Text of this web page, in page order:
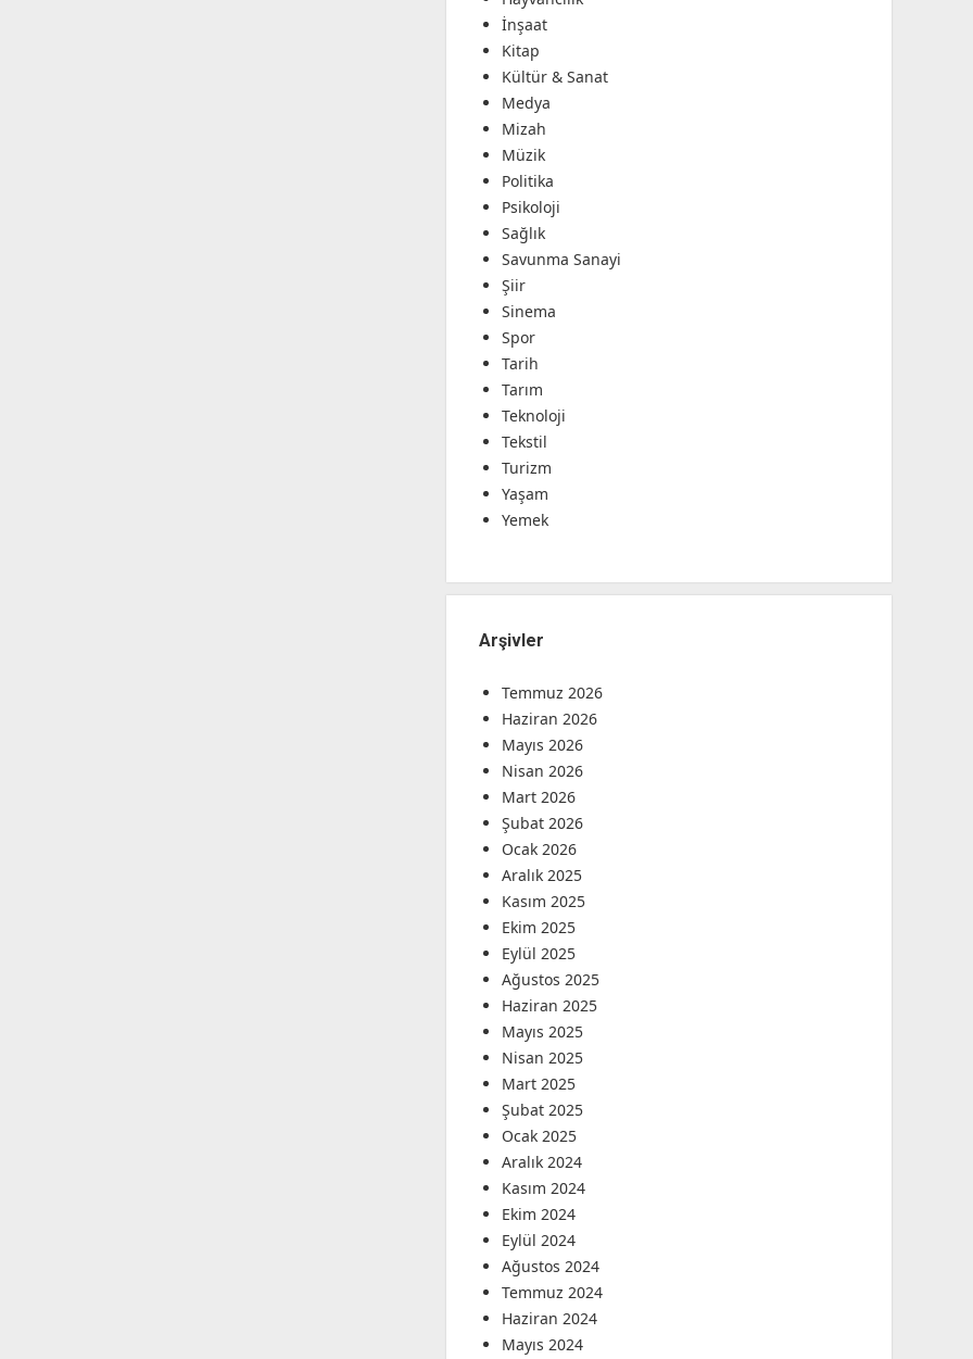
İnşaat
Kitap
Kültür & Sanat
Medya
Mizah
Müzik
Politika
Psikoloji
Sağlık
Savunma Sanayi
Şiir
Sinema
Spor
Tarih
Tarım
Teknoloji
Tekstil
Turizm
Yaşam
Yemek
Arşivler
Temmuz 2026
Haziran 2026
Mayıs 2026
Nisan 2026
Mart 2026
Şubat 2026
Ocak 2026
Aralık 2025
Kasım 2025
Ekim 2025
Eylül 2025
Ağustos 2025
Haziran 2025
Mayıs 2025
Nisan 2025
Mart 2025
Şubat 2025
Ocak 2025
Aralık 2024
Kasım 2024
Ekim 2024
Eylül 2024
Ağustos 2024
Temmuz 2024
Haziran 2024
Mayıs 2024